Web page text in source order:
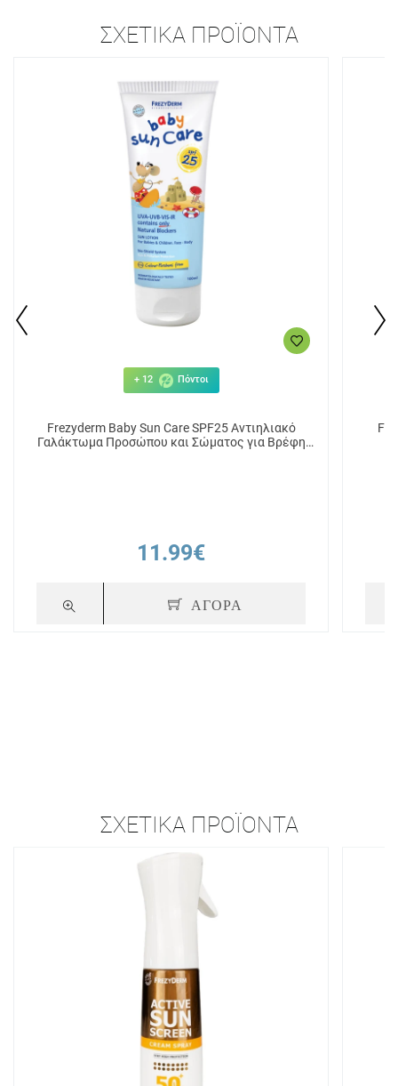
ΣΧΕΤΙΚΆ ΠΡΟΪΌΝΤΑ
+ 12 Πόντοι
Frezyderm Baby Sun Care SPF25 Αντιηλιακό
Γαλάκτωμα Προσώπου και Σώματος για Βρέφη
11.99€
ΑΓΟΡΑ
ΣΧΕΤΙΚΆ ΠΡΟΪΌΝΤΑ